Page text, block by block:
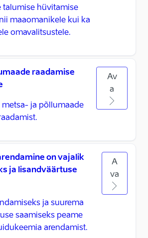
talumise hüvitamise
maaomanikele kui ka
omavalitsustele.
raadamise
metsa- ja põllumaade
Av
a
on vajalik
ja lisandväärtuse
ja suurema
saamiseks peame
arendamist.
A
va